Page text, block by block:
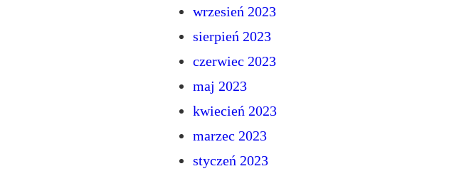
wrzesień 2023
sierpień 2023
czerwiec 2023
maj 2023
kwiecień 2023
marzec 2023
styczeń 2023